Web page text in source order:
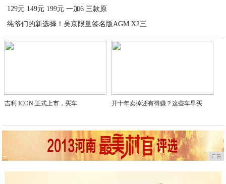
129元 149元 199元 一加6 三款原
纯爷们的新选择！吴京限量签名版AGM X2三
2020-11-11
吉利 ICON 正式上市，买车 开十年卖掉还有得赚？这些车早买
广告